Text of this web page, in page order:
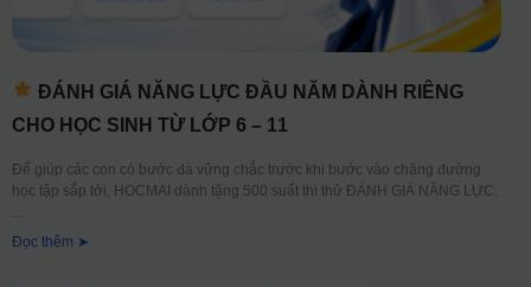
ĐÁNH GIÁ NĂNG LỰC ĐẦU NĂM DÀNH RIÊNG
CHO HỌC SINH TỪ LỚP 6 – 11
Để giúp các con có bước đà vững chắc trước khi bước vào chặng đường
học tập sắp tới, HOCMAI dành tặng 500 suất thi thử ĐÁNH GIÁ NĂNG LỰC.
Đọc thêm ➤